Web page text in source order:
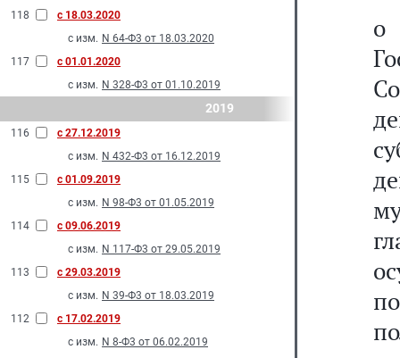
118
с 18.03.2020
с изм. N 64-Ф3 от 18.03.2020
117
с 01.01.2020
с изм. N 328-Ф3 от 01.10.2019
2019
116
с 27.12.2019
с изм. N 432-Ф3 от 16.12.2019
115
с 01.09.2019
с изм. N 98-Ф3 от 01.05.2019
114
с 09.06.2019
с изм. N 117-Ф3 от 29.05.2019
113
с 29.03.2019
с изм. N 39-Ф3 от 18.03.2019
112
с 17.02.2019
с изм. N 8-Ф3 от 06.02.2019
о